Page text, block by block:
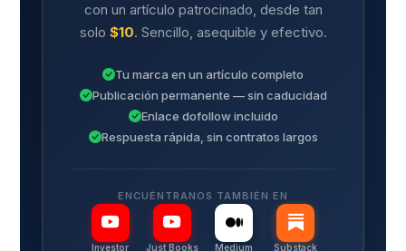
con un artículo patrocinado, desde tan
solo $10. Sencillo, asequible y efectivo.
Tu marca en un artículo completo
Publicación permanente — sin caducidad
Enlace dofollow incluido
Respuesta rápida, sin contratos largos
ENCUÉNTRANOS TAMBIÉN EN
Investor
Just Books
Medium Substack